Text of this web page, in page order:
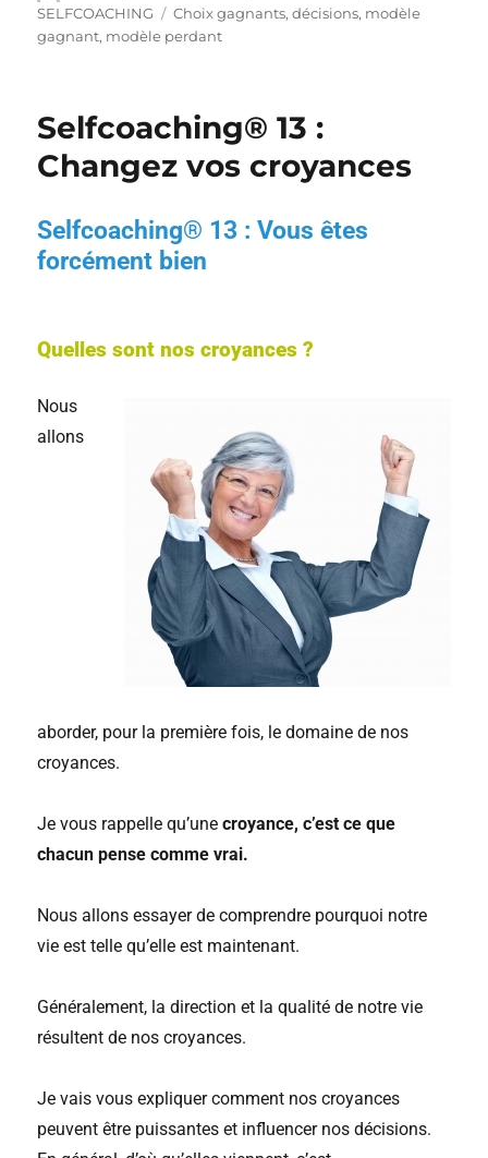
SELFCOACHING
Choix gagnants,décisions, modèle
gagnant, modèle perdant
Selfcoaching® 13 :
Changez vos croyances
Selfcoaching® 13 : Vous êtes
forcément bien
Quelles sont nos croyances ?
Nous
allons
aborder, pour la première fois, le domaine de nos
croyances.
Je vous rappelle qu’unecroyance, c’est ce que
chacun pense comme vrai.
Nous allons essayer de comprendre pourquoi notre
vie est telle qu’elle est maintenant.
Généralement, la direction et la qualité de notre vie
résultent de nos croyances.
Je vais vous expliquer comment nos croyances
peuvent être puissantes et influencer nos décisions.